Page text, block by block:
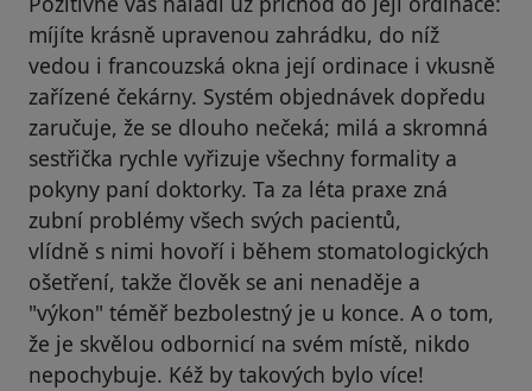
míjíte krásně upravenou zahrádku, do níž
vedou i francouzská okna její ordinace i vkusně
zařízené čekárny. Systém objednávek dopředu
zaručuje, že se dlouho nečeká; milá a skromná
sestřička rychle vyřizuje všechny formality a
pokyny paní doktorky. Ta za léta praxe zná
zubní problémy všech svých pacientů,
vlídně s nimi hovoří i během stomatologických
ošetření, takže člověk se ani nenaděje a
"výkon" téměř bezbolestný je u konce. A o tom,
že je skvělou odbornicí na svém místě, nikdo
nepochybuje. Kéž by takových bylo více!